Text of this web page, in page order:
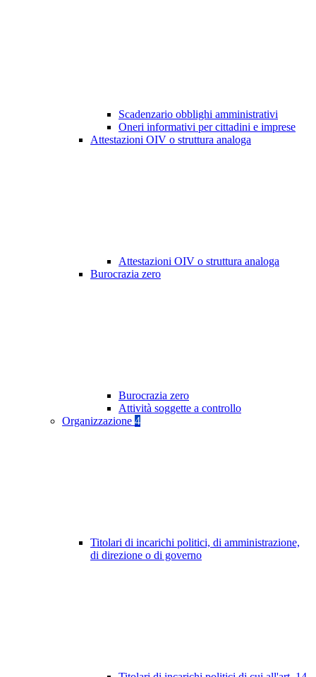
Scadenzario obblighi amministrativi
Oneri informativi per cittadini e imprese
Attestazioni OIV o struttura analoga
Attestazioni OIV o struttura analoga
Burocrazia zero
Burocrazia zero
Attività soggette a controllo
Organizzazione 4
Titolari di incarichi politici, di amministrazione,
di direzione o di governo